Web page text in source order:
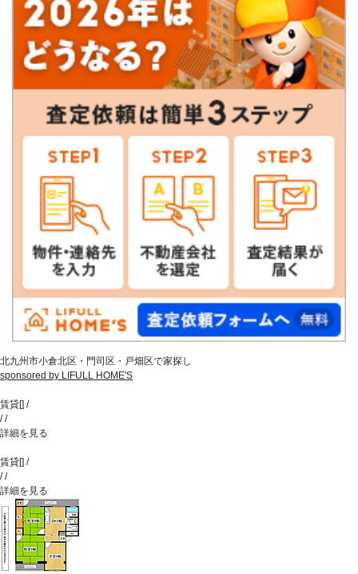
北九州市小倉北区・門司区・戸畑区で家探し
sponsored by LIFULL HOME'S
賃貸[] /
//
詳細を見る
賃貸[] /
//
詳細を見る